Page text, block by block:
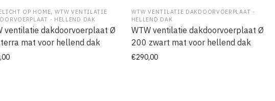
OP HOME, WTW VENTILATIE
- HELLEND DAK
ventilatie dakdoorvoerplaat Ø
mat voor hellend dak
WTW VENTILATIE DAKDOORVOERPLAAT -
HELLEND DAK
WTW ventilatie dakdoorvoerplaat Ø
200 zwart mat voor hellend dak
€290,00